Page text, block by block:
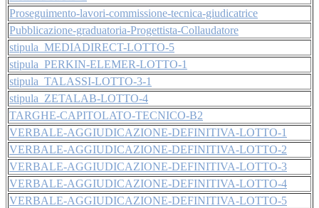
Proseguimento-lavori-commissione-tecnica-giudicatrice
Pubblicazione-graduatoria-Progettista-Collaudatore
stipula_MEDIADIRECT-LOTTO-5
stipula_PERKIN-ELEMER-LOTTO-1
stipula_TALASSI-LOTTO-3-1
stipula_ZETALAB-LOTTO-4
TARGHE-CAPITOLATO-TECNICO-B2
VERBALE-AGGIUDICAZIONE-DEFINITIVA-LOTTO-1
VERBALE-AGGIUDICAZIONE-DEFINITIVA-LOTTO-2
VERBALE-AGGIUDICAZIONE-DEFINITIVA-LOTTO-3
VERBALE-AGGIUDICAZIONE-DEFINITIVA-LOTTO-4
VERBALE-AGGIUDICAZIONE-DEFINITIVA-LOTTO-5